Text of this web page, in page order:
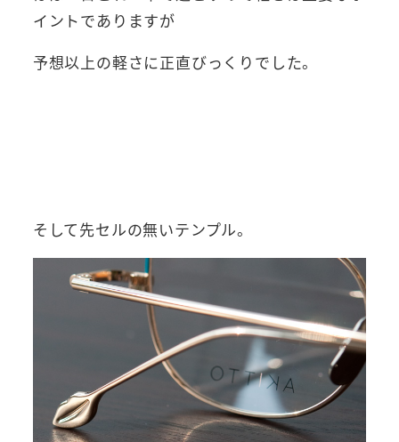
イントでありますが
予想以上の軽さに正直びっくりでした。
そして先セルの無いテンプル。